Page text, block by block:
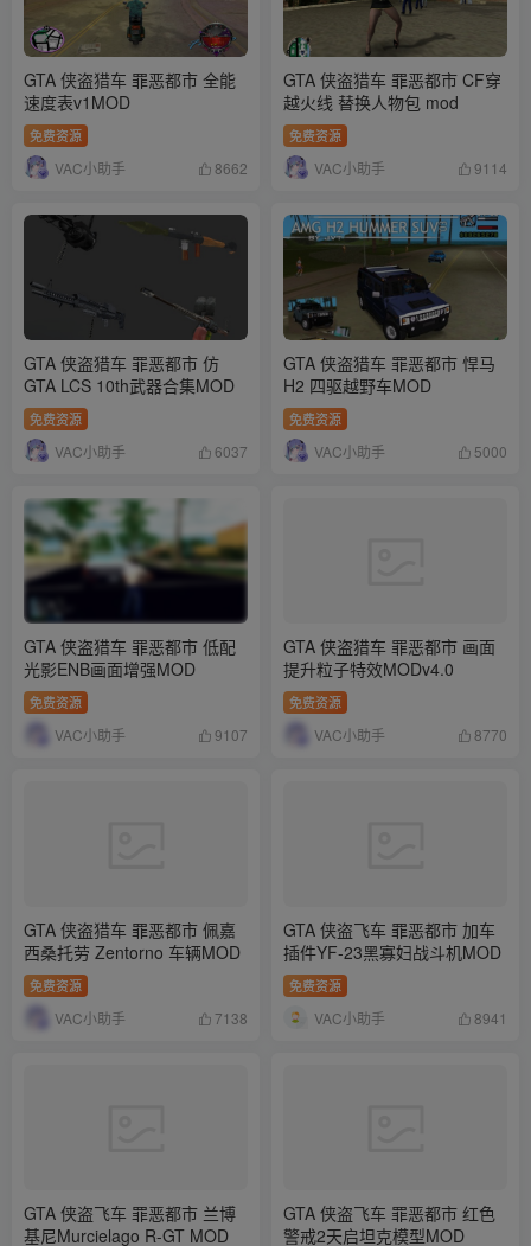
GTA 侠盗猎车 罪恶都市 全能
速度表v1MOD
免费资源
VAC小助手 8662
GTA 侠盗猎车 罪恶都市 CF穿
越火线 替换人物包 mod
免费资源
VAC小助手 9114
GTA 侠盗猎车 罪恶都市 仿
GTA LCS 10th武器合集MOD
免费资源
VAC小助手 6037
GTA 侠盗猎车 罪恶都市 悍马
H2 四驱越野车MOD
免费资源
VAC小助手 5000
GTA 侠盗猎车 罪恶都市 低配
光影ENB画面增强MOD
免费资源
VAC小助手 9107
GTA 侠盗猎车 罪恶都市 画面
提升粒子特效MODv4.0
免费资源
VAC小助手 8770
GTA 侠盗猎车 罪恶都市 佩嘉
西桑托劳 Zentorno 车辆MOD
免费资源
VAC小助手 7138
GTA 侠盗飞车 罪恶都市 加车
插件YF-23黑寡妇战斗机MOD
免费资源
VAC小助手 8941
GTA 侠盗飞车 罪恶都市 兰博
基尼Murcielago R-GT MOD
GTA 侠盗飞车 罪恶都市 红色
警戒2天启坦克模型MOD